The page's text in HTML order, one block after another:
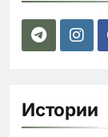
Истории